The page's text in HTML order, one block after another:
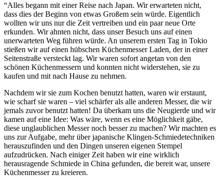
“Alles begann mit einer Reise nach Japan. Wir erwarteten nicht,
dass dies der Beginn von etwas Großem sein würde. Eigentlich
wollten wir uns nur die Zeit vertreiben und ein paar neue Orte
erkunden. Wir ahnten nicht, dass unser Besuch uns auf einen
unerwarteten Weg führen würde. An unserem ersten Tag in Tokio
stießen wir auf einen hübschen Küchenmesser Laden, der in einer
Seitenstraße versteckt lag. Wir waren sofort angetan von den
schönen Küchenmessern und konnten nicht widerstehen, sie zu
kaufen und mit nach Hause zu nehmen.
Nachdem wir sie zum Kochen benutzt hatten, waren wir erstaunt,
wie scharf sie waren – viel schärfer als alle anderen Messer, die wir
jemals zuvor benutzt hatten! Da überkam uns die Neugierde und wir
kamen auf eine Idee: Was wäre, wenn es eine Möglichkeit gäbe,
diese unglaublichen Messer noch besser zu machen? Wir machten es
uns zur Aufgabe, mehr über japanische Klingen-Schmiedetechniken
herauszufinden und den Dingen unseren eigenen Stempel
aufzudrücken. Nach einiger Zeit haben wir eine wirklich
herausragende Schmiede in China gefunden, die bereit war, unsere
Küchenmesser zu kreieren.